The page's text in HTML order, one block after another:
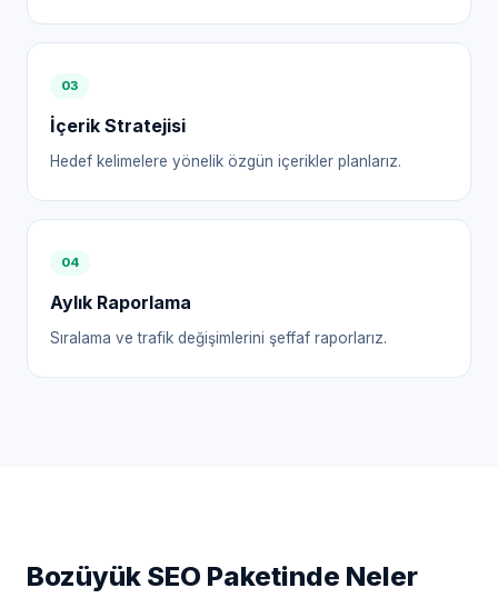
03
İçerik Stratejisi
Hedef kelimelere yönelik özgün içerikler planlarız.
04
Aylık Raporlama
Sıralama ve trafik değişimlerini şeffaf raporlarız.
Bozüyük SEO Paketinde Neler